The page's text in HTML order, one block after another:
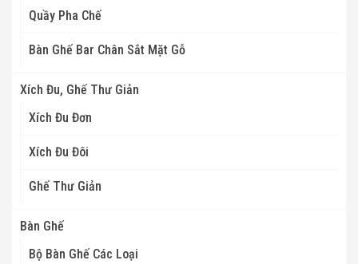
Quầy Pha Chế
Bàn Ghế Bar Chân Sắt Mặt Gỗ
Xích Đu, Ghế Thư Giản
Xích Đu Đơn
Xích Đu Đôi
Ghế Thư Giản
Bàn Ghế
Bộ Bàn Ghế Các Loại